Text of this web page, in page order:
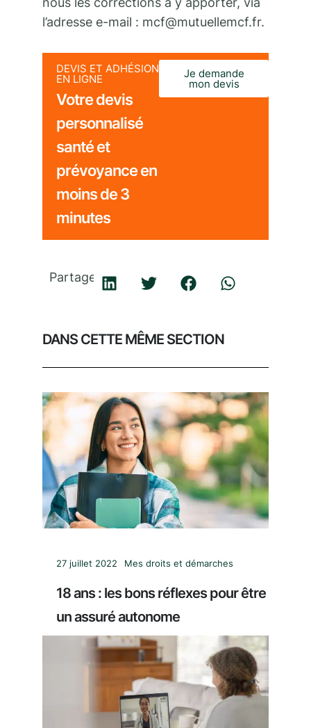
l’adresse e-mail : mcf@mutuellemcf.fr.
DEVIS ET ADHÉSION
EN LIGNE
Votre devis
personnalisé
santé et
prévoyance en
moins de 3
minutes
Je demande
mon devis
Partager
DANS CETTE MÊME SECTION
27 juillet 2022 Mes droits et démarches
18 ans : les bons réflexes pour être
un assuré autonome